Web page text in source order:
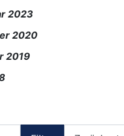
2023
2020
2019